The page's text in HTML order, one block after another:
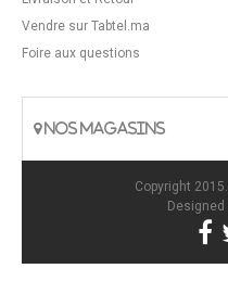
Vendre sur Tabtel.ma
Foire aux questions
NOS MAGASINS
Copyright
Designed